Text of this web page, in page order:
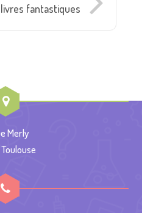
fantastiques
Merly